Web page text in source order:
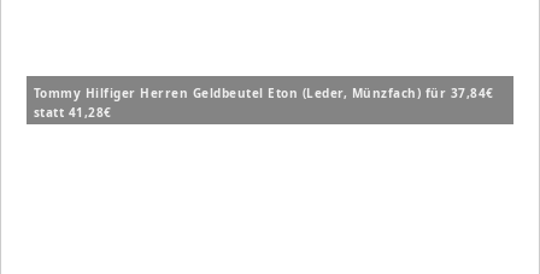
Tommy Hilfiger Herren Geldbeutel Eton (Leder, Münzfach) für 37,84€
statt 41,28€